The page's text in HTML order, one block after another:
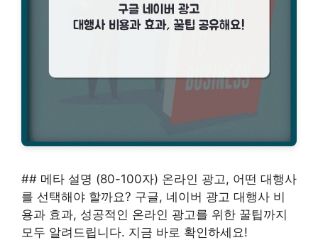
## 메타 설명 (80-100자) 온라인 광고, 어떤 대행사
를 선택해야 할까요? 구글, 네이버 광고 대행사 비
용과 효과, 성공적인 온라인 광고를 위한 꿀팁까지
모두 알려드립니다. 지금 바로 확인하세요!